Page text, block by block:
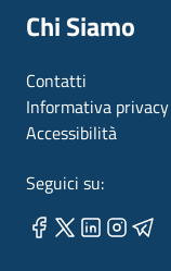
Chi Siamo
Contatti
Informativa privacy
Accessibilità
Seguici su: